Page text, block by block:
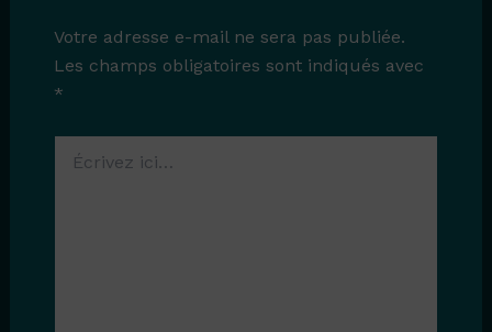
Votre adresse e-mail ne sera pas publiée.
Les champs obligatoires sont indiqués avec
*
ici…